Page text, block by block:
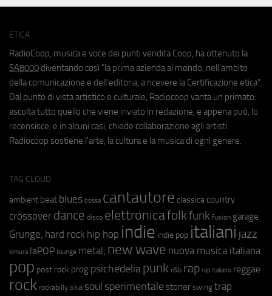
ETICA
RadioCoop, musica e voce dei punti vendita Coop, ha ottenuto la
SA8000 diventando così "la prima azienda al mondo, nell'ambito
della comunicazione e dell'editoria, a ricevere la Certificazione etica".
Dal punto di vista artistico e culturale, Radiocoop vanta un primato:
ascolta tutto quello che viene inviato in redazione, e appena può, lo
recensisce, e in alcuni casi, chiede collaborazione agli artisti.
Radiocoop sostiene l'arte, la cultura e la musica di ogni genere.
TAG CLOUD
ambient beat blues bossa cantautore classica country
crossover dance disco elettronicafolkfunk fusion garage
Grunge; hard rock hip hop indie indie pop italiani jazz
kimura laPOP lounge metal; new wave nuova musica italiana
pop post rock prog psichedeliapunk r&b rap rap italiano reggae
rock rockabilly ska soul sperimentale stoner swing trap